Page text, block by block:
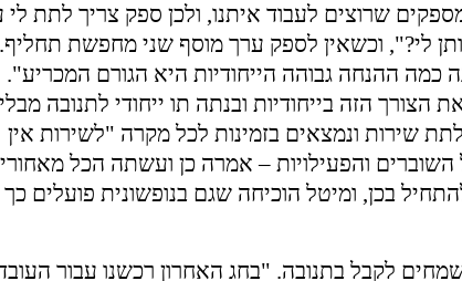
שרוצים לעבוד איתנו, ולכן ספק צריך לתת לי
לי?", וכשאין לספק ערך מוסף שני מחפשת תחליף.
ההנחה גבוהה הייחודיות היא הגורם המכריע".
הזה בייחודיות ובנתה תו ייחודי לתנובה מבלי
שירות ונמצאים בזמינות לכל מקרה "לשירות אין
והפעילויות – אמרה כן ועשתה הכל מאחורי
בכן, ומיטל הוכיחה שגם בנופשונית פועלים כך
לקבל בתנובה. "בחג האחרון רכשנו עבור